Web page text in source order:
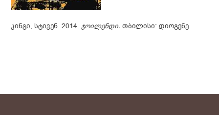
კინგი, სტივენ. 2014.ჯოილენდი.თბილისი: დიოგენე.